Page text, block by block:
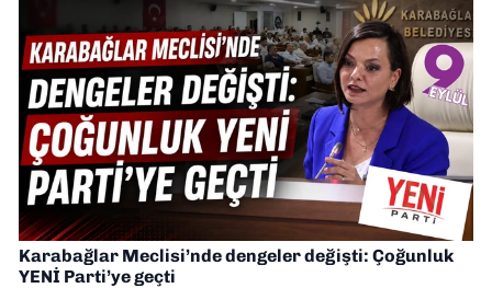
Karabağlar Meclisi’nde dengeler değişti: Çoğunluk
YENİ Parti’ye geçti